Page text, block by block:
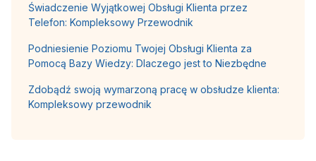
Świadczenie Wyjątkowej Obsługi Klienta przez
Telefon: Kompleksowy Przewodnik
Podniesienie Poziomu Twojej Obsługi Klienta za
Pomocą Bazy Wiedzy: Dlaczego jest to Niezbędne
Zdobądź swoją wymarzoną pracę w obsłudze klienta:
Kompleksowy przewodnik